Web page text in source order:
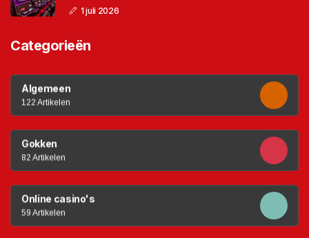
1 juli 2026
Categorieën
Algemeen
122 Artikelen
Gokken
82 Artikelen
Online casino's
59 Artikelen